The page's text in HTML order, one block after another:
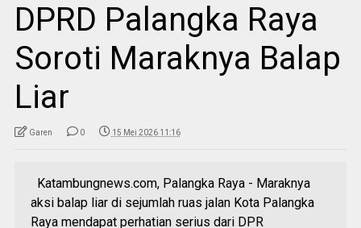
DPRD Palangka Raya
Soroti Maraknya Balap
Liar
Garen 0 15 Mei 2026 11:16
Katambungnews.com, Palangka Raya - Maraknya
aksi balap liar di sejumlah ruas jalan Kota Palangka
Raya mendapat perhatian serius dari DPR